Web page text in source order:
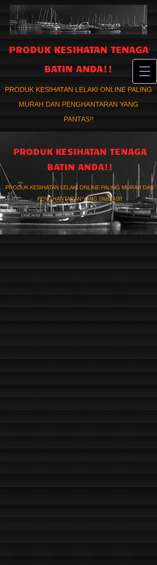
PRODUK KESIHATAN TENAGA
BATIN ANDA!!
PRODUK KESIHATAN LELAKI ONLINE PALING MURAH DAN
PENGHANTARAN YANG PANTAS!!
PRODUK KESIHATAN TENAGA
BATIN ANDA!!
PRODUK KESIHATAN LELAKI ONLINE PALING
MURAH DAN PENGHANTARAN YANG
PANTAS!!